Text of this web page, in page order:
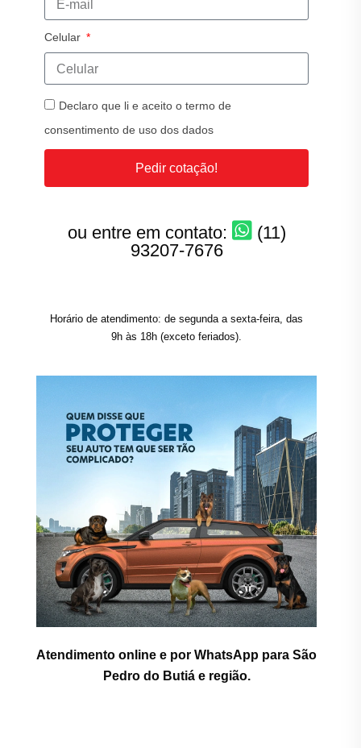
Celular
Declaro que li e aceito o termo de
consentimento de uso dos dados
Pedir cotação!
ou entre em contato:
(11)
93207-7676
Horário de atendimento: de segunda a sexta-feira, das
9h às 18h (exceto feriados).
Atendimento online e por WhatsApp para São
Pedro do Butiá e região.